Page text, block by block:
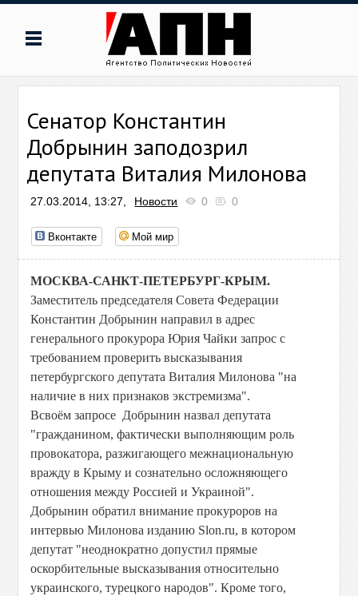
Сенатор Константин
Добрынин заподозрил
депутата Виталия Милонова
27.03.2014, 13:27, Новости 0 0
Вконтакте Мой мир
МОСКВА-САНКТ-ПЕТЕРБУРГ-КРЫМ.
Заместитель председателя Совета Федерации
Константин Добрынин направил в адрес
генерального прокурора Юрия Чайки запрос с
требованием проверить высказывания
петербургского депутата Виталия Милонова "на
наличие в них признаков экстремизма".
Всвоём запросе Добрынин назвал депутата
"гражданином, фактически выполняющим роль
провокатора, разжигающего межнациональную
вражду в Крыму и сознательно осложняющего
отношения между Россией и Украиной".
Добрынин обратил внимание прокуроров на
интервью Милонова изданию Slon.ru, в котором
депутат "неоднократно допустил прямые
оскорбительные высказывания относительно
украинского, турецкого народов". Кроме того,